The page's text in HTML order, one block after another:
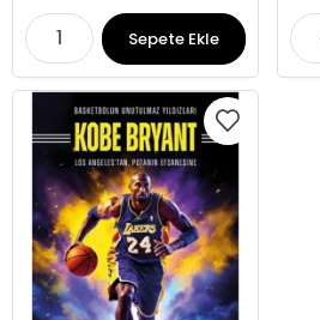
Sepete Ekle